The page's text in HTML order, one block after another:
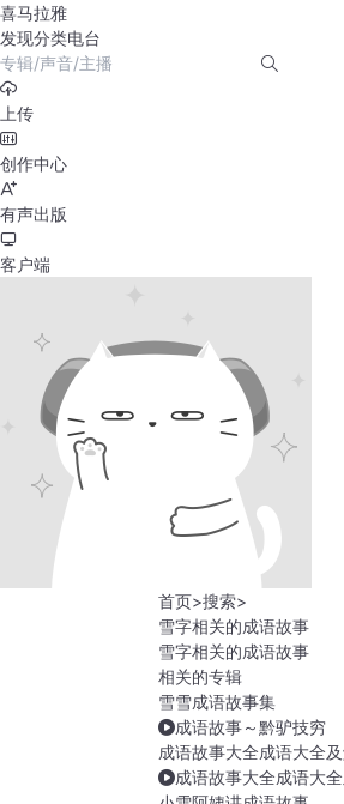
喜马拉雅
发现分类电台
上传
创作中心
有声出版
客户端
首页>搜索>
雪字相关的成语故事
雪字相关的成语故事
相关的专辑
雪雪成语故事集
成语故事～黔驴技穷
成语故事大全成语大全
成语故事大全成语大